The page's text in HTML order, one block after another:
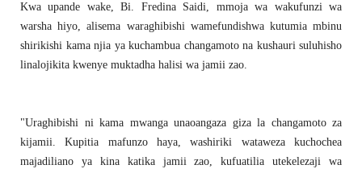
Kwa upande wake, Bi. Fredina Saidi, mmoja wa wakufunzi wa
warsha hiyo, alisema waraghibishi wamefundishwa kutumia mbinu
shirikishi kama njia ya kuchambua changamoto na kushauri suluhisho
linalojikita kwenye muktadha halisi wa jamii zao.
"Uraghibishi ni kama mwanga unaoangaza giza la changamoto za
kijamii. Kupitia mafunzo haya, washiriki wataweza kuchochea
majadiliano ya kina katika jamii zao, kufuatilia utekelezaji wa